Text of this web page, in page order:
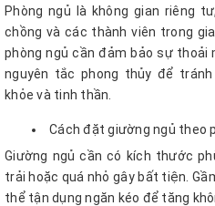
Phòng ngủ là không gian riêng
chồng và các thành viên trong
phòng ngủ cần đảm bảo sự
nguyên tắc phong thủy để
khỏe và tinh thần.
Cách đặt giường ngủ theo
Giường ngủ cần có kích thước
trải hoặc quá nhỏ gây bất tiện.
thể tận dụng ngăn kéo để tăng